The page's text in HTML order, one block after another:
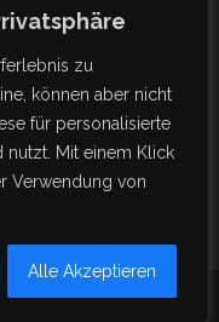
zu
können aber nicht
für personalisierte
Mit einem Klick
Verwendung von
Alle Akzeptieren
Scotland
woooohoooo!!!!
♥
-